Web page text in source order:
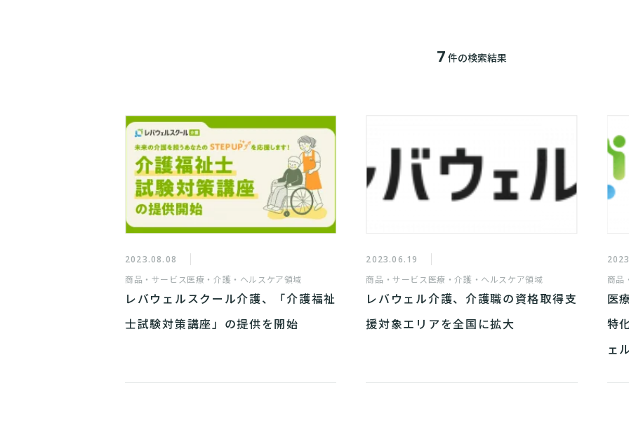
7 件の検索結果
2023.08.08
商品・サービス医療・介護・ヘルスケア領域
レバウェルスクール介護、「介護福祉
士試験対策講座」の提供を開始
2023.06.19
商品・サービス医療・介護・ヘルスケア領域
レバウェル介護、介護職の資格取得支
援対象エリアを全国に拡大
商品
医
特
ェ